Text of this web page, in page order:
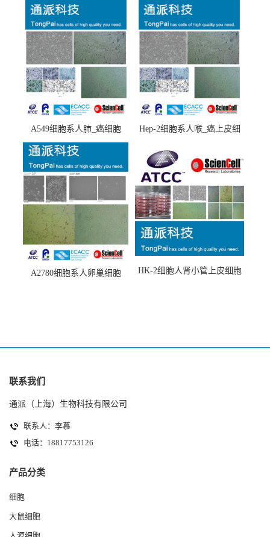
A549细胞系人肺_癌细胞
(A549细胞)
Hep-2细胞系人喉_癌上皮细
A2780细胞系人卵巢细胞
HK-2细胞人肾小管上皮细胞
联系我们
通派（上海）生物科技有限公司
联系人：李慕
电话：18817753126
产品分类
细胞
大鼠细胞